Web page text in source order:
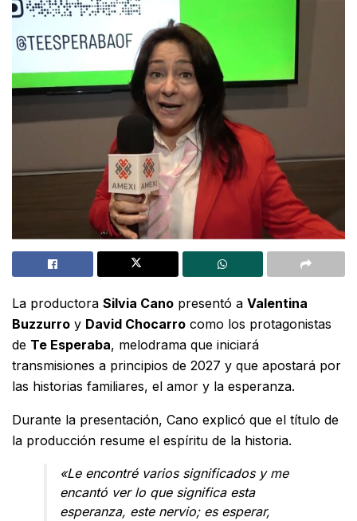
La productora Silvia Cano presentó a Valentina
Buzzurro y David Chocarro como los protagonistas
de Te Esperaba, melodrama que iniciará
transmisiones a principios de 2027 y que apostará por
las historias familiares, el amor y la esperanza.
Durante la presentación, Cano explicó que el título de
la producción resume el espíritu de la historia.
«Le encontré varios significados y me
encantó ver lo que significa esta
esperanza, este nervio; es esperar,